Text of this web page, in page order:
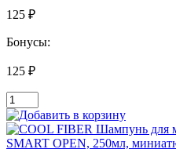
125 ₽
Бонусы:
125 ₽